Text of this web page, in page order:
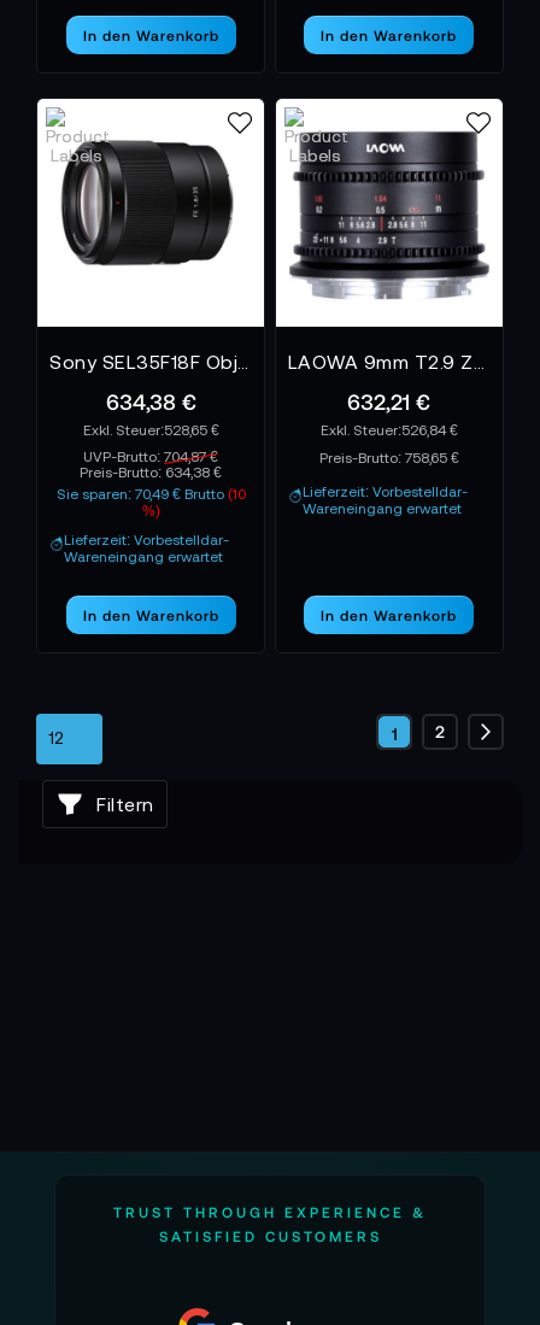
In den Warenkorb In den Warenkorb
634,38 €
528,65 €
UVP-Brutto:704,87 €
Preis-Brutto: 634,38 €
Sie sparen: 70,49 € Brutto (10
%)
Lieferzeit: Vorbestelldar-
Wareneingang erwartet
In den Warenkorb
632,21 €
526,84 €
Preis-Brutto: 758,65 €
Lieferzeit: Vorbestelldar-
Wareneingang erwartet
In den Warenkorb
Seite
Sie
1 Seite
2
Filtern
TRUST THROUGH EXPERIENCE &
SATISFIED CUSTOMERS